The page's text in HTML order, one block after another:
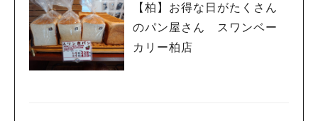
【柏】お得な日がたくさん
のパン屋さん スワンベー
カリー柏店